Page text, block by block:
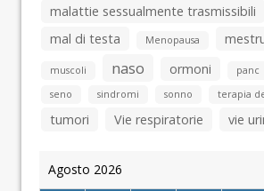
malattie sessualmente trasmissibili
mal di testa
Menopausa
muscoli naso ormoni panc
seno
sindromi sonno terapia
tumori Vie respiratorie vie
Agosto 2026